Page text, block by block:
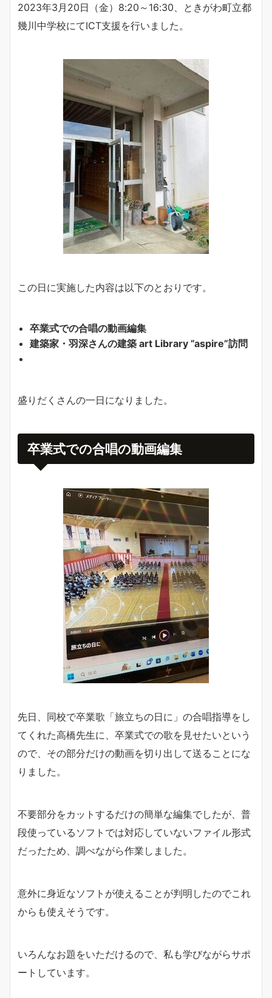
2023年3月20日（金）8:20～16:30、ときがわ町立都
幾川中学校にてICT支援を行いました。
この日に実施した内容は以下のとおりです。
卒業式での合唱の動画編集
建築家・羽深さんの建築 art Library ”aspire”訪問
盛りだくさんの一日になりました。
卒業式での合唱の動画編集
先日、同校で卒業歌「旅立ちの日に」の合唱指導をし
てくれた高橋先生に、卒業式での歌を見せたいという
ので、その部分だけの動画を切り出して送ることにな
りました。
不要部分をカットするだけの簡単な編集でしたが、普
段使っているソフトでは対応していないファイル形式
だったため、調べながら作業しました。
意外に身近なソフトが使えることが判明したのでこれ
からも使えそうです。
いろんなお題をいただけるので、私も学びながらサポ
ートしています。